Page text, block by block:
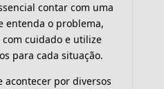
contar com uma
entenda o problema,
cuidado e utilize
para cada situação.
acontecer por diversos